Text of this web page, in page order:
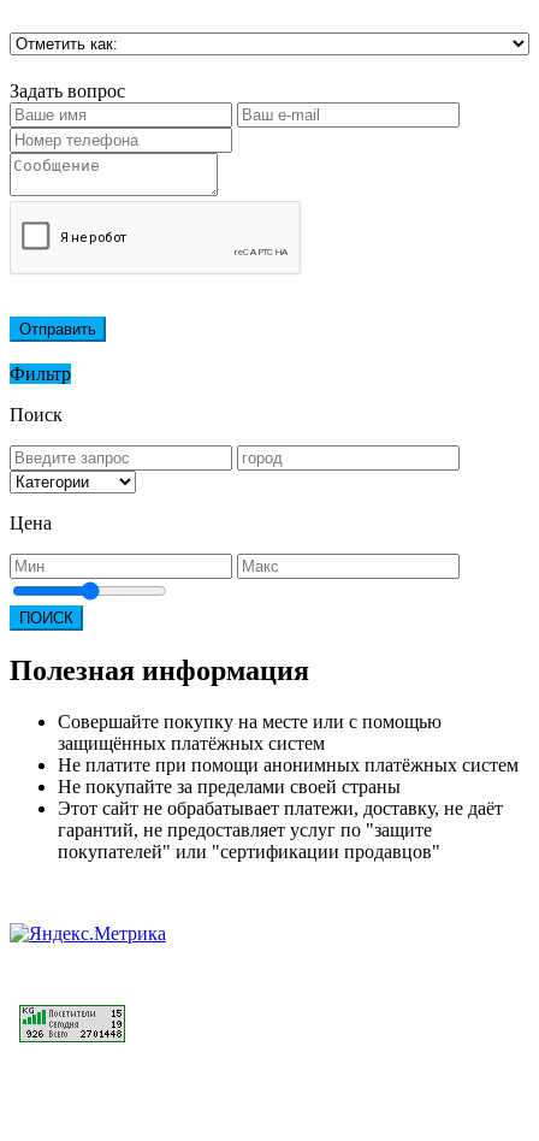
Задать вопрос
Отправить
Фильтр
Поиск
Цена
ПОИСК
Полезная информация
Совершайте покупку на месте или с помощью
защищённых платёжных систем
Не платите при помощи анонимных платёжных систем
Не покупайте за пределами своей страны
Этот сайт не обрабатывает платежи, доставку, не даёт
гарантий, не предоставляет услуг по "защите
покупателей" или "сертификации продавцов"